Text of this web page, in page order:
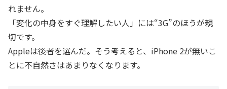
れません。
「変化の中身をすぐ理解したい人」には“3G”のほうが親
切です。
Appleは後者を選んだ。そう考えると、iPhone 2が無いこ
とに不自然さはあまりなくなります。